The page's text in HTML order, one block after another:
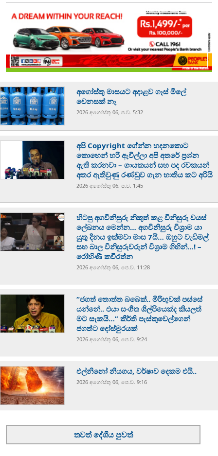
අගෝස්තු මාසයට අදාළව ගෑස් මිලේ
වෙනසක් නෑ
2026 අගෝස්‍තු 06, ප.ව. 5:32
අපි Copyright ගේන්න හදනකොට
කොහෙන් හරි ඇවිල්ලා අපි අතරේ ප්‍රශ්න
ඇති කරනවා – ගායකයන් සහ පද රචකයන්
අතර ඇතිවුණු රණ්ඩුව ගැන භාතිය කට අරියි
2026 අගෝස්‍තු 06, ප.ව. 1:45
හිටපු අගවිනිසුරු නිකුත් කළ විනිසුරු වයස්
ලේඛනය මෙන්න… අගවිනිසුරු විශ්‍රාම යා
යුතු දිනය ඉක්මවා මාස 7යි… ඔහුට වැඩිමල්
සහ බාල විනිසුරුවරුන් විශ්‍රාම ගිහින්…! –
රෝහිණී කවිරත්න
2026 අගෝස්‍තු 06, පෙ.ව. 11:28
“ජගත් තොත්ත බබෙක්.. මිරිඟුවක් පස්සේ
යන්නේ.. එයා සංගීත ශිල්පියෙක්ද කියලත්
මට සැකයි…” කීර්ති පැස්කුවෙල්ගෙන්
ජගත්ට දෝස්මුරයක්
2026 අගෝස්‍තු 06, පෙ.ව. 9:24
එල්නිනෝ නියගය, වර්ෂාව දෙකම එයි..
2026 අගෝස්‍තු 06, පෙ.ව. 9:16
තවත් දේශීය පුවත්